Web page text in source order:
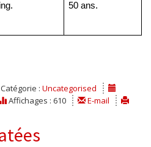
50 ans.
Catégorie : Uncategorised
Affichages : 610
E-mail